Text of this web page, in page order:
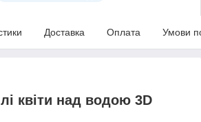
Доставка Оплата Умови
квіти над водою 3D